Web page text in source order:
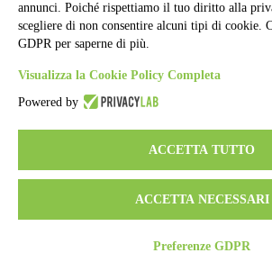
Sezione Copyright
Copyright 2026 | Engineered and powered by
Parma S.p.A. | Divisione Publishing & New
annunci. Poiché rispettiamo il tuo diritto alla
scegliere di non consentire alcuni tipi di cookie.
GDPR per saperne di più.
Visualizza la Cookie Policy Completa
Powered by
ACCETTA TUTTO
ACCETTA NECESSARI
Preferenze GDPR